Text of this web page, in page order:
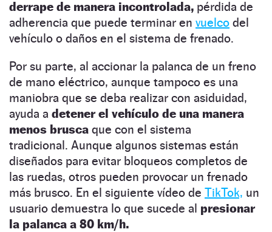
derrape de manera incontrolada, pérdida de
adherencia que puede terminar en vuelco del
vehículo o daños en el sistema de frenado.
Por su parte, al accionar la palanca de un freno
de mano eléctrico, aunque tampoco es una
maniobra que se deba realizar con asiduidad,
ayuda a detener el vehículo de una manera
menos brusca que con el sistema
tradicional. Aunque algunos sistemas están
diseñados para evitar bloqueos completos de
las ruedas, otros pueden provocar un frenado
más brusco. En el siguiente vídeo de TikTok, un
usuario demuestra lo que sucede al presionar
la palanca a 80 km/h.